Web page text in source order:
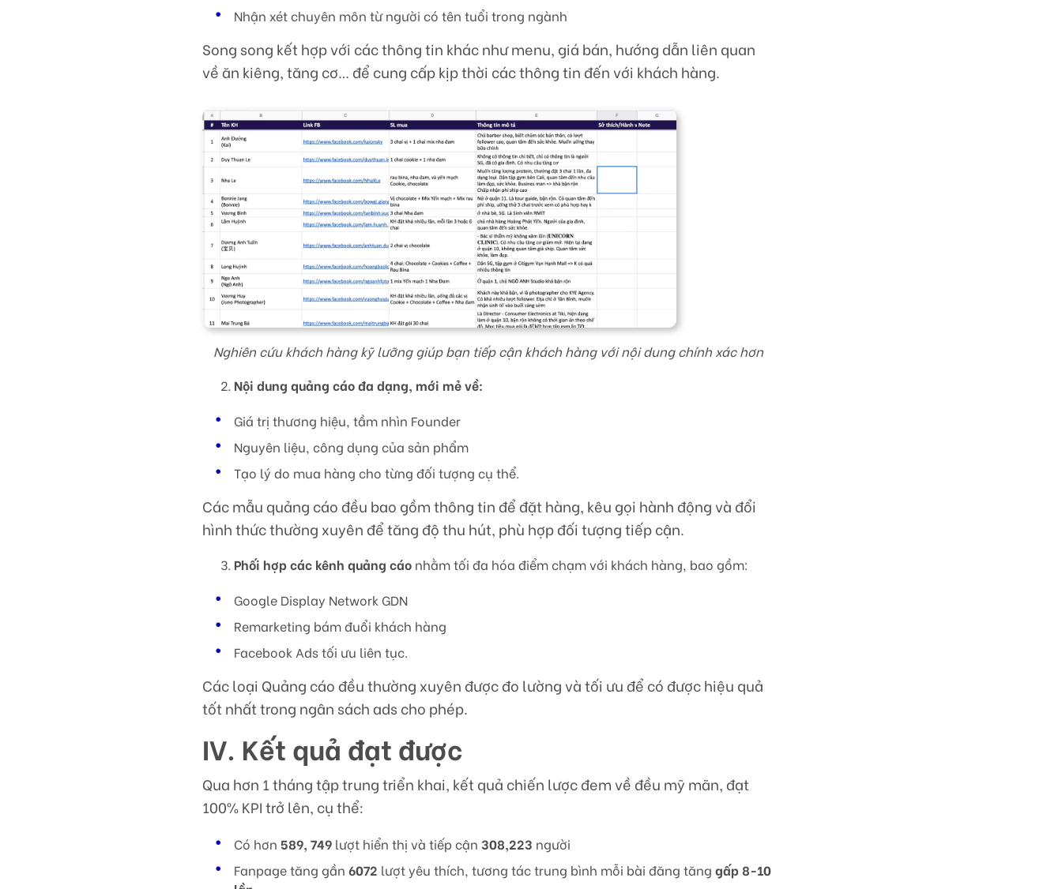
Nhận xét chuyên môn từ người có tên tuổi trong ngành
Song song kết hợp với các thông tin khác như menu, giá bán, hướng dẫn liên quan
về ăn kiêng, tăng cơ… để cung cấp kịp thời các thông tin đến với khách hàng.
Nghiên cứu khách hàng kỹ lưỡng giúp bạn tiếp cận khách hàng với nội dung chính xác hơn
Nội dung quảng cáo đa dạng, mới mẻ về:
Giá trị thương hiệu, tầm nhìn Founder
Nguyên liệu, công dụng của sản phẩm
Tạo lý do mua hàng cho từng đối tượng cụ thể.
Các mẫu quảng cáo đều bao gồm thông tin để đặt hàng, kêu gọi hành động và đổi
hình thức thường xuyên để tăng độ thu hút, phù hợp đối tượng tiếp cận.
Phối hợp các kênh quảng cáo nhằm tối đa hóa điểm chạm với khách hàng, bao gồm:
Google Display Network GDN
Remarketing bám đuổi khách hàng
Facebook Ads tối ưu liên tục.
Các loại Quảng cáo đều thường xuyên được đo lường và tối ưu để có được hiệu quả
tốt nhất trong ngân sách ads cho phép.
IV. Kết quả đạt được
Qua hơn 1 tháng tập trung triển khai, kết quả chiến lược đem về đều mỹ mãn, đạt
100% KPI trở lên, cụ thể:
Có hơn 589, 749 lượt hiển thị và tiếp cận308,223 người
Fanpage tăng gần6072 lượt yêu thích, tương tác trung bình mỗi bài đăng tănggấp 8-10